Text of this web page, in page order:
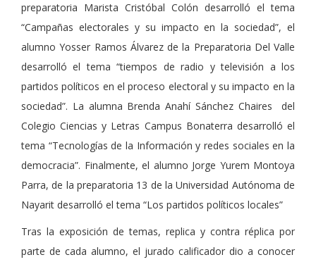
preparatoria Marista Cristóbal Colón desarrolló el tema
“Campañas electorales y su impacto en la sociedad”, el
alumno Yosser Ramos Álvarez de la Preparatoria Del Valle
desarrolló el tema “tiempos de radio y televisión a los
partidos políticos en el proceso electoral y su impacto en la
sociedad”. La alumna Brenda Anahí Sánchez Chaires del
Colegio Ciencias y Letras Campus Bonaterra desarrolló el
tema “Tecnologías de la Información y redes sociales en la
democracia”. Finalmente, el alumno Jorge Yurem Montoya
Parra, de la preparatoria 13 de la Universidad Autónoma de
Nayarit desarrolló el tema “Los partidos políticos locales”
Tras la exposición de temas, replica y contra réplica por
parte de cada alumno, el jurado calificador dio a conocer